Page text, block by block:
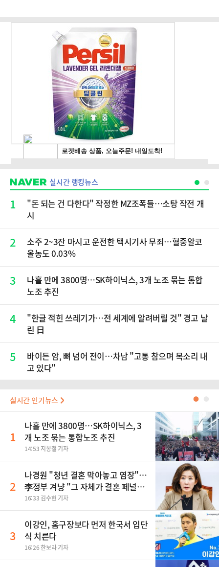
실시간 랭킹뉴스
1
"돈 되는 건 다한다" 작정한 MZ조폭들…소탕 작전 개
시
2
소주 2~3잔 마시고 운전한 택시기사 무죄…혈중알코
올농도 0.03%
3
나흘 만에 3800명…SK하이닉스, 3개 노조 묶는 통합
노조 추진
4
"한글 적힌 쓰레기가…전 세계에 알려버릴 것" 경고 날
린 日
5
바이든 암, 뼈 넘어 전이…차남 "고통 참으며 목소리 내
고 있다"
실시간 인기뉴스 ●
1
나흘 만에 3800명…SK하이닉스, 3
개 노조 묶는 통합노조 추진
14:53 지봉철 기자
2
나경원 "청년 결혼 막아놓고 염장"…
李정부 겨냥 "그 자체가 결혼 페널
티"
16:33 김수현 기자
3
이강인, 홈구장보다 먼저 한국서 입단
식 치른다
16:26 한보라 기자